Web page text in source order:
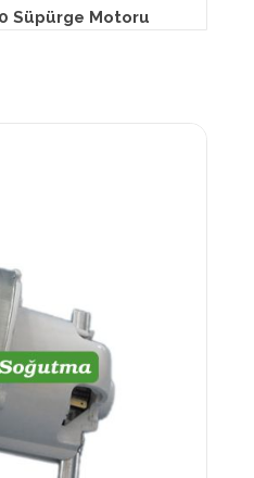
Süpürge Motoru